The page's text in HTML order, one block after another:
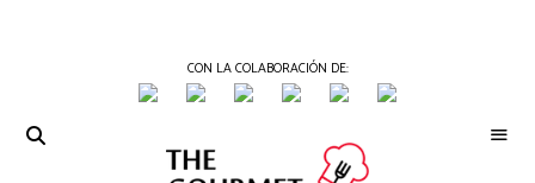
CON LA COLABORACIÓN DE: